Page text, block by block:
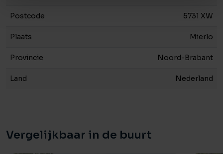
Postcode 5731 XW
Plaats Mierlo
Provincie Noord-Brabant
Land Nederland
Vergelijkbaar in de buurt